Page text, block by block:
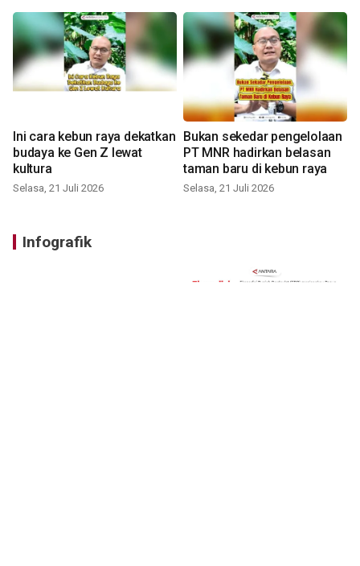
Ini cara kebun raya dekatkan
budaya ke Gen Z lewat
kultura
Selasa, 21 Juli 2026
Bukan sekedar pengelolaan
PT MNR hadirkan belasan
taman baru di kebun raya
Selasa, 21 Juli 2026
Infografik